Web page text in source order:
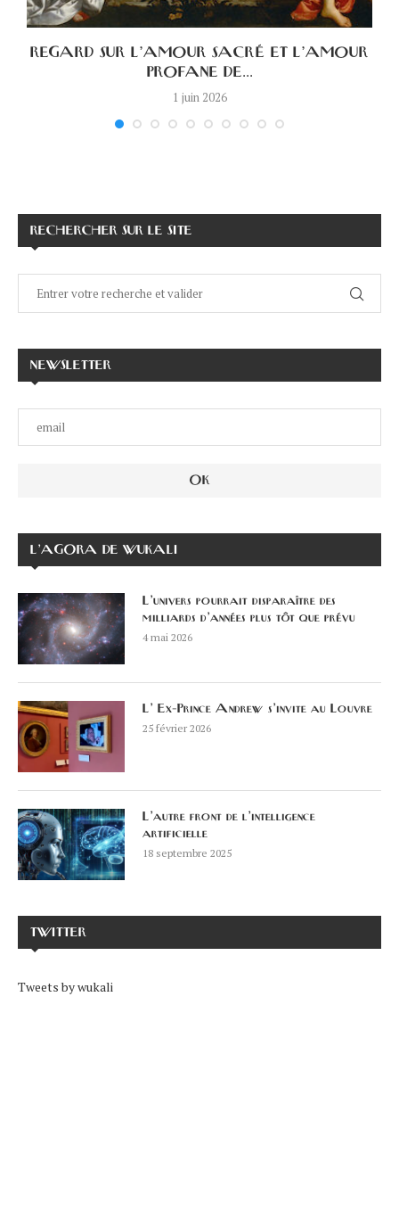
REGARD SUR L’AMOUR SACRÉ ET L’AMOUR
PROFANE DE...
1 juin 2026
RECHERCHER SUR LE SITE
NEWSLETTER
L’AGORA DE WUKALI
L’univers pourrait disparaître des
milliards d’années plus tôt que prévu
4 mai 2026
L’ Ex-Prince Andrew s’invite au Louvre
25 février 2026
L’autre front de l’intelligence
artificielle
18 septembre 2025
TWITTER
Tweets by wukali